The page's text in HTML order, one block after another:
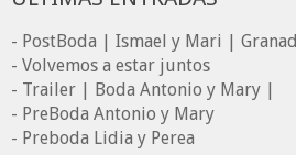
- PostBoda | Ismael y Mari |
- Volvemos a estar juntos
- Trailer | Boda Antonio y Mary |
- PreBoda Antonio y Mary
- Preboda Lidia y Perea